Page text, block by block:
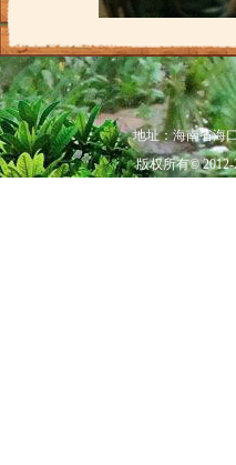
地址：海南省海
版权所有©